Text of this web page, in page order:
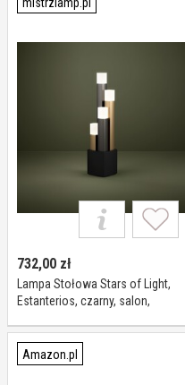
732,00 zł
Lampa Stołowa Stars of Light,
Estanterios, czarny, salon,
Amazon.pl